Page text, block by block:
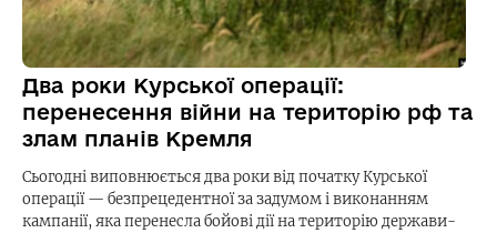
Два роки Курської операції:
перенесення війни на територію рф та
злам планів Кремля
Сьогодні виповнюється два роки від початку Курської
операції — безпрецедентної за задумом і виконанням
кампанії, яка перенесла бойові дії на територію держави-